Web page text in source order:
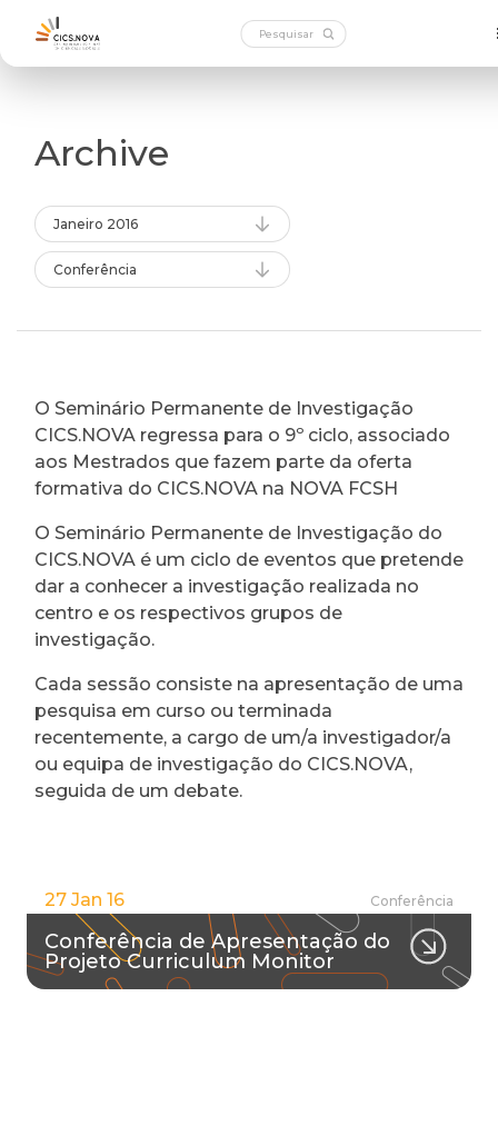
Archive
Janeiro 2016
Conferência
O Seminário Permanente de Investigação
CICS.NOVA regressa para o 9º ciclo, associado
aos Mestrados que fazem parte da oferta
formativa do CICS.NOVA na NOVA FCSH
O Seminário Permanente de Investigação do
CICS.NOVA é um ciclo de eventos que pretende
dar a conhecer a investigação realizada no
centro e os respectivos grupos de
investigação.
Cada sessão consiste na apresentação de uma
pesquisa em curso ou terminada
recentemente, a cargo de um/a investigador/a
ou equipa de investigação do CICS.NOVA,
seguida de um debate.
27 Jan 16 Conferência
Conferência de Apresentação do
Projeto Curriculum Monitor